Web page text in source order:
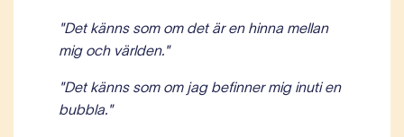
"Det känns som om det är en hinna mellan
mig och världen."
"Det känns som om jag befinner mig inuti en
bubbla."